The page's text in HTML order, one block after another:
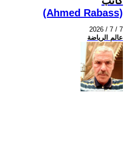
(Ahmed Rabass)
2026 / 7 / 7
عالم الرياضة